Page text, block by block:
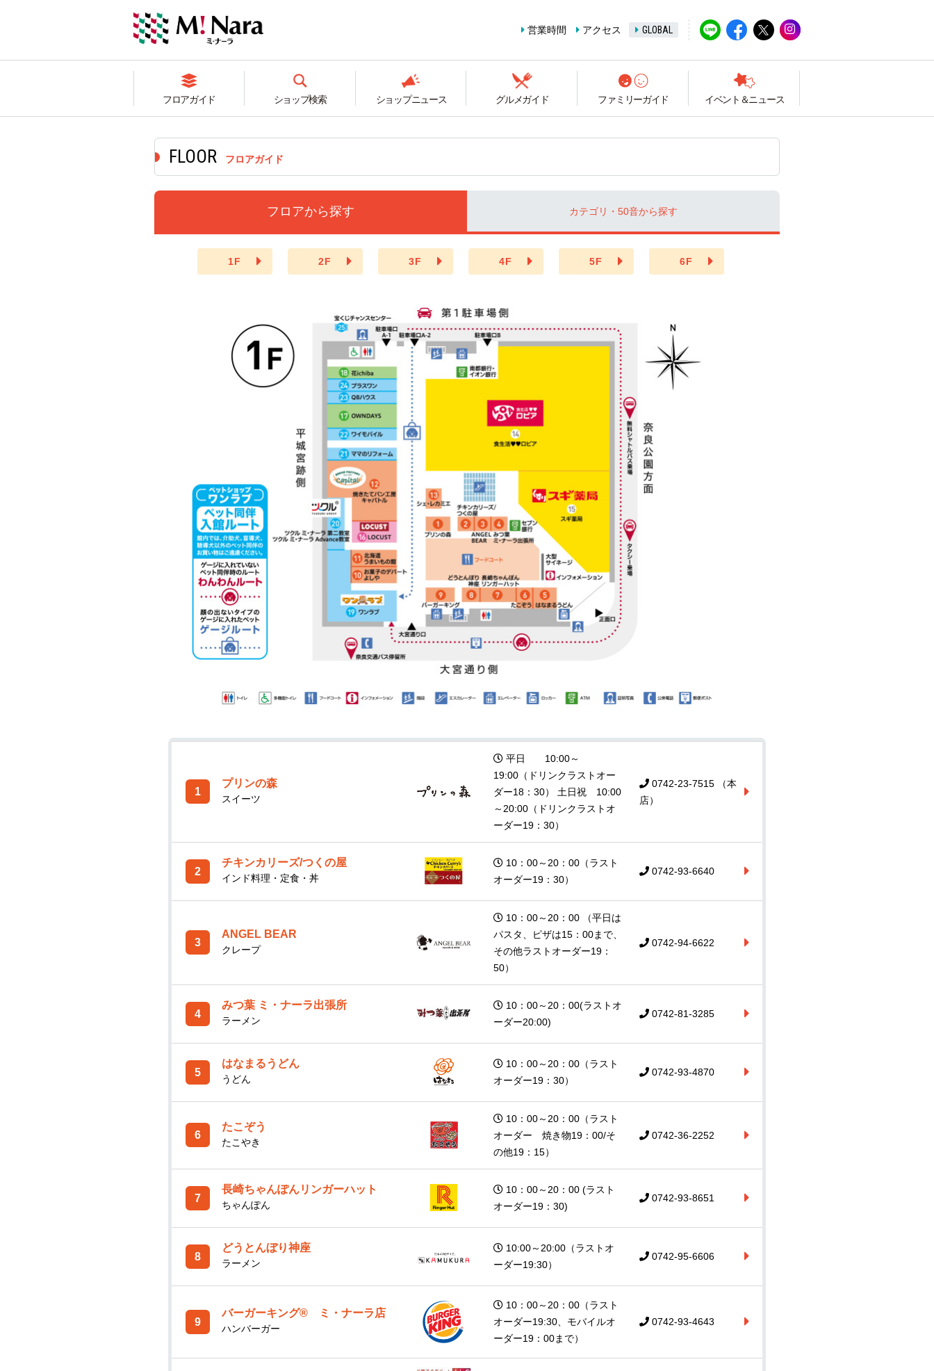
営業時間 アクセス GLOBAL
フロアガイド ショップ検索 ショップニュース グルメガイド ファミリーガイド イベント＆ニュース
フロアガイド
フロアから探す カテゴリ・50音から探す
1F 2F 3F 4F 5F 6F
1
プリンの森
スイーツ
平日 10:00～
19:00（ドリンクラストオー
ダー18：30） 土日祝 10:00
～20:00（ドリンクラストオ
ーダー19：30）
0742-23-7515 （本
店）
2
チキンカリーズ/つくの屋
インド料理・定食・丼
10：00～20：00（ラスト
オーダー19：30）
0742-93-6640
3
ANGEL BEAR
クレープ
10：00～20：00 （平日は
パスタ、ピザは15：00まで、
その他ラストオーダー19：
50）
0742-94-6622
4
みつ葉 ミ・ナーラ出張所
ラーメン
10：00～20：00(ラストオ
ーダー20:00)
0742-81-3285
5
はなまるうどん
うどん
10：00～20：00（ラスト
オーダー19：30）
0742-93-4870
6
たこぞう
たこやき
10：00～20：00（ラスト
オーダー 焼き物19：00/そ
の他19：15）
0742-36-2252
7
長崎ちゃんぽんリンガーハット
ちゃんぽん
10：00～20：00 (ラスト
オーダー19：30)
0742-93-8651
8
どうとんぼり神座
ラーメン
10:00～20:00（ラストオ
ーダー19:30）
0742-95-6606
9
バーガーキング® ミ・ナーラ店
ハンバーガー
10：00～20：00（ラスト
オーダー19:30、モバイルオ
ーダー19：00まで）
0742-93-4643